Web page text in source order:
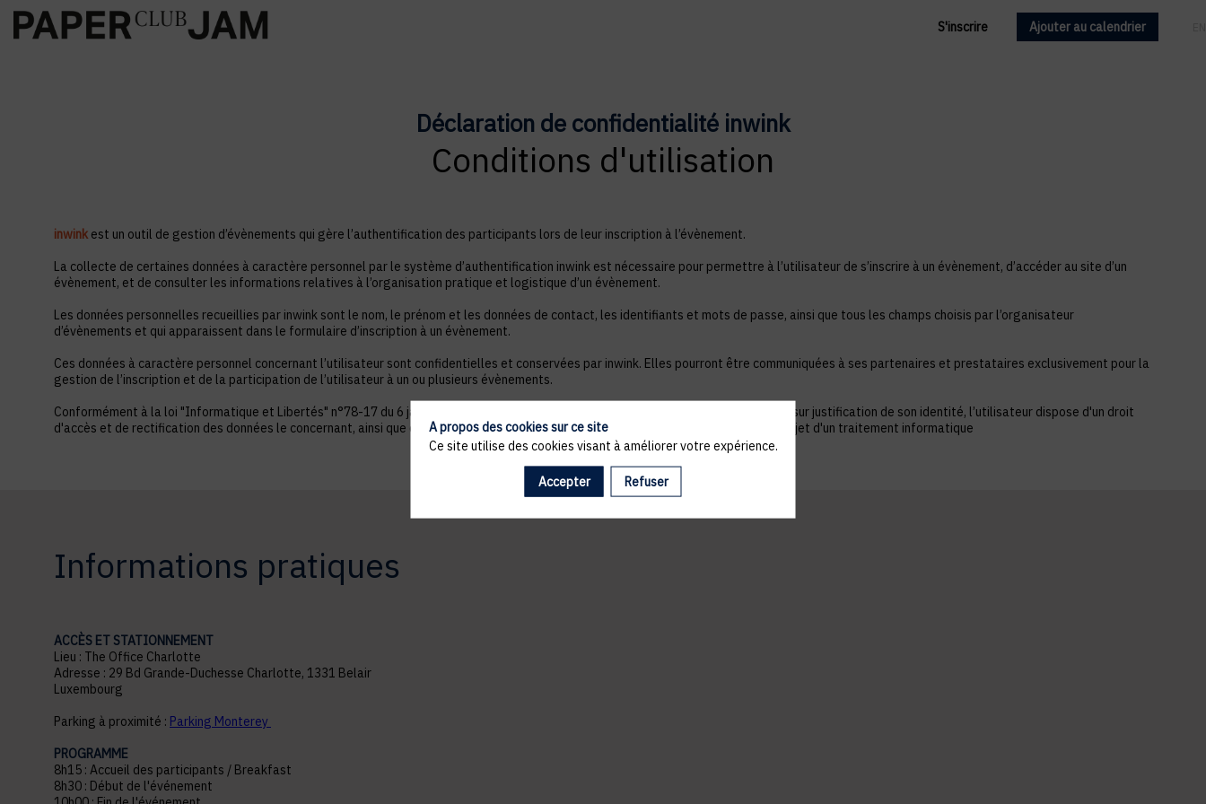
S'inscrire Ajouter au calendrier
Déclaration de confidentialité inwink
Conditions d'utilisation
inwink est un outil de gestion d’évènements qui gère l’authentification des participants lors de leur inscription à l’évènement.
La collecte de certaines données à caractère personnel par le système d’authentification inwink est nécessaire pour permettre à l’utilisateur de s’inscrire à un évènement, d’accéder au site d’un
évènement, et de consulter les informations relatives à l’organisation pratique et logistique d’un évènement.
Les données personnelles recueillies par inwink sont le nom, le prénom et les données de contact, les identifiants et mots de passe, ainsi que tous les champs choisis par l’organisateur
d’évènements et qui apparaissent dans le formulaire d’inscription à un évènement.
Ces données à caractère personnel concernant l’utilisateur sont confidentielles et conservées par inwink. Elles pourront être communiquées à ses partenaires et prestataires exclusivement pour la
gestion de l’inscription et de la participation de l’utilisateur à un ou plusieurs évènements.
Conformément à la loi "Informatique et Libertés" n°78-17 du 6 janvier 1978 telle que modifiée par la loi n°2004-801 du 6 août 2004, sur justification de son identité, l’utilisateur dispose d'un droit
d'accès et de rectification des données le concernant, ainsi que du droit de s’opposer à ce que les données le concernant fassent l'objet d'un traitement informatique
Informations pratiques
ACCÈS ET STATIONNEMENT
Lieu : The Office Charlotte
Adresse : 29 Bd Grande-Duchesse Charlotte, 1331 Belair
Luxembourg
Parking à proximité : Parking Monterey
PROGRAMME
8h15 : Accueil des participants / Breakfast
8h30 : Début de l'événement
A propos des cookies sur ce site
Ce site utilise des cookies visant à améliorer votre expérience.
Accepter Refuser